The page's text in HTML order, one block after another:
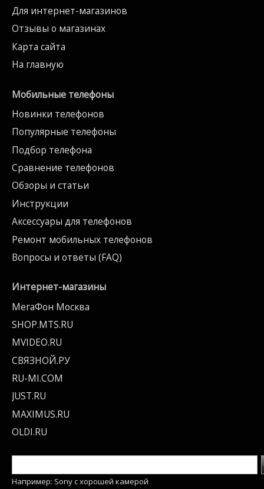
Для интернет-магазинов
Отзывы о магазинах
Карта сайта
На главную
Мобильные телефоны
Новинки телефонов
Популярные телефоны
Подбор телефона
Сравнение телефонов
Обзоры и статьи
Инструкции
Аксессуары для телефонов
Ремонт мобильных телефонов
Вопросы и ответы (FAQ)
Интернет-магазины
МегаФон Москва
SHOP.MTS.RU
MVIDEO.RU
СВЯЗНОЙ.РУ
RU-MI.COM
JUST.RU
MAXIMUS.RU
OLDI.RU
Например: Sony c хорошей камерой